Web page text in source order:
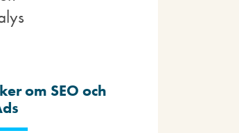
om SEO och